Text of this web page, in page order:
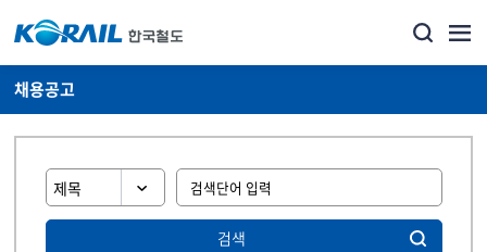
채용공고
검색